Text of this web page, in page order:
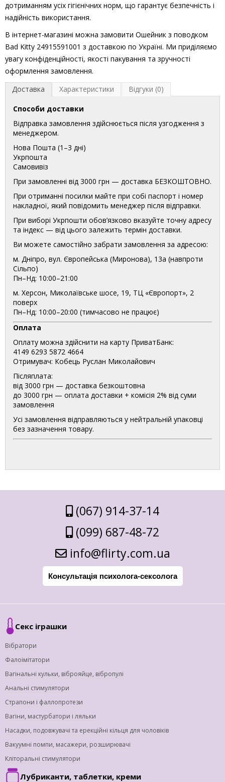
дотриманням усіх гігієнічних норм, що гарантує безпечність і
надійність використання.
В інтернет-магазині можна замовити Ошейник з поводком
Bad Kitty 24915591001 з доставкою по Україні. Ми приділяємо
увагу конфіденційності, якості пакування та зручності
оформлення замовлення.
Доставка
Характеристики Відгуки (0)
Способи доставки
Відправка замовлення здійснюється після узгодження з
менеджером.
Нова Пошта (1–3 дні)
Укрпошта
Самовивіз
При замовленні від 3000 грн — доставка БЕЗКОШТОВНО.
При отриманні посилки майте при собі паспорт і номер
накладної, який повідомить менеджер після відправки.
При виборі Укрпошти обов’язково вказуйте точну адресу
та індекс — від цього залежить термін доставки.
Ви можете самостійно забрати замовлення за адресою:
м. Дніпро, вул. Європейська (Миронова), 13а (навпроти
Сільпо)
Пн–Нд: 10:00–21:00
м. Херсон, Миколаївське шосе, 19, ТЦ «Європорт», 2
поверх
Пн–Нд: 10:00–20:00 (тимчасово не працює)
Оплата
Оплату можна здійснити на карту ПриватБанк:
4149 6293 5872 4664
Отримувач: Кобець Руслан Миколайович
Післяплата:
від 3000 грн — доставка безкоштовна
до 3000 грн — оплата доставки + комісія 2% від суми
замовлення
Усі замовлення відправляються у нейтральній упаковці
без зазначення товару.
(067) 914-37-14
(099) 687-48-72
info@flirty.com.ua
Консультація психолога-сексолога
Секс іграшки
Вібратори
Фалоімітатори
Вагінальні кульки, віброяйце, вібропулі
Анальні стимулятори
Страпони і фаллопротези
Вагіни, мастурбатори і ляльки
Насадки, подовжувачі та ерекційні кільця для чоловіків
Вакуумні помпи, масажери, розширювачі
Кліторальні стимулятори
Лубриканти, таблетки, креми